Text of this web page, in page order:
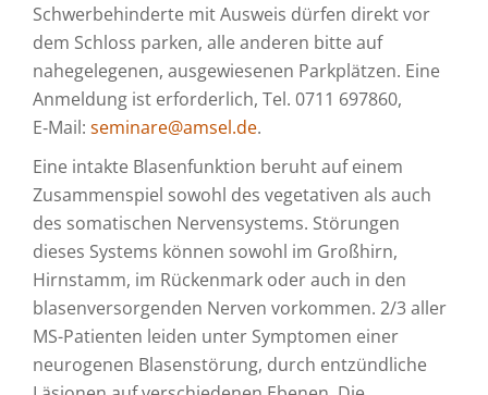
Schwerbehinderte mit Ausweis dürfen direkt vor
dem Schloss parken, alle anderen bitte auf
nahegelegenen, ausgewiesenen Parkplätzen. Eine
Anmeldung ist erforderlich, Tel. 0711 697860,
E‑Mail: seminare@amsel.de.
Eine intakte Blasenfunktion beruht auf einem
Zusammenspiel sowohl des vegetativen als auch
des somatischen Nervensystems. Störungen
dieses Systems können sowohl im Großhirn,
Hirnstamm, im Rückenmark oder auch in den
blasenversorgenden Nerven vorkommen. 2/3 aller
MS-Patienten leiden unter Symptomen einer
neurogenen Blasenstörung, durch entzündliche